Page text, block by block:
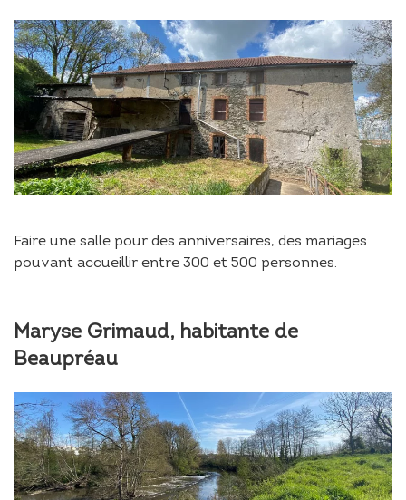
Faire une salle pour des anniversaires, des mariages
pouvant accueillir entre 300 et 500 personnes.
Maryse Grimaud, habitante de
Beaupréau